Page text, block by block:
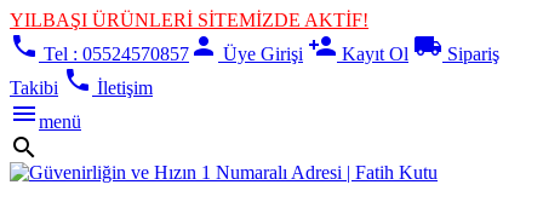
YILBAŞI ÜRÜNLERİ SİTEMİZDE AKTİF!
phone Tel : 05524570857 person Üye Girişi person_add Kayıt Ol local_shipping Sipariş
Takibi phone İletişim
menumenü
search